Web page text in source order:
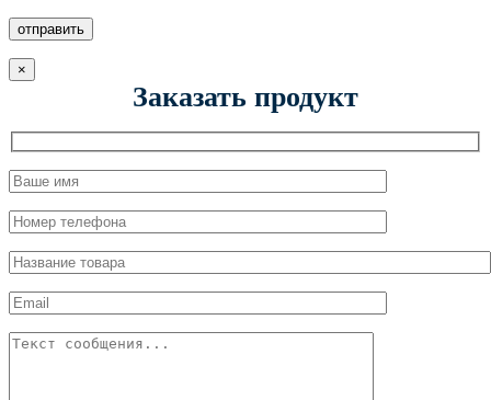
отправить
×
Заказать продукт